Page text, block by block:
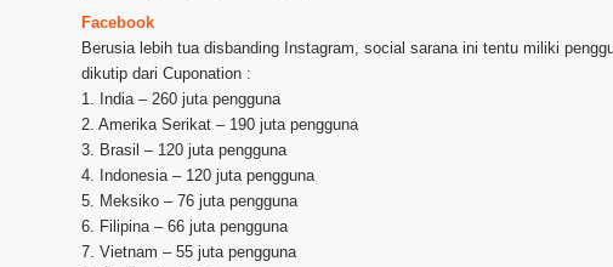
Facebook
Berusia lebih tua disbanding Instagram, social sarana ini tentu miliki
dikutip dari Cuponation :
1. India – 260 juta pengguna
2. Amerika Serikat – 190 juta pengguna
3. Brasil – 120 juta pengguna
4. Indonesia – 120 juta pengguna
5. Meksiko – 76 juta pengguna
6. Filipina – 66 juta pengguna
7. Vietnam – 55 juta pengguna